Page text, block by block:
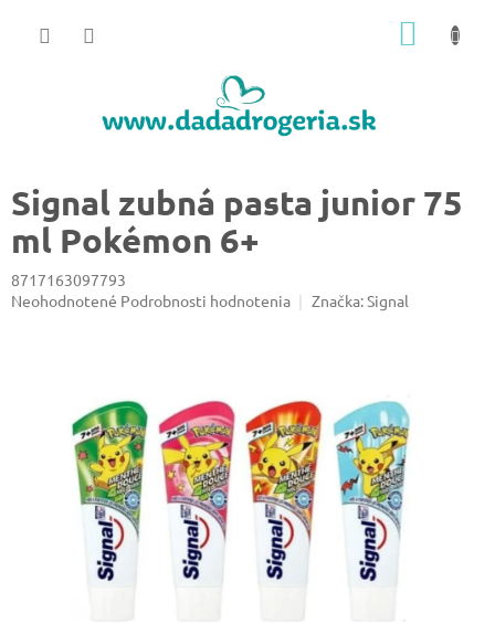
Signal zubná pasta junior 75
ml Pokémon 6+
8717163097793
Priemerné
hviezdičiek.
Neohodnotené Podrobnosti hodnotenia Značka:Signal